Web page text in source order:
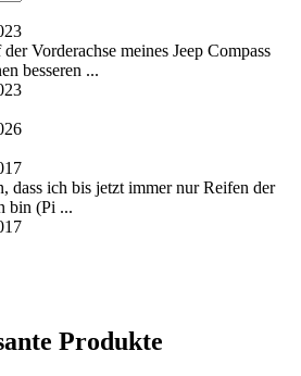
Vorderachse meines Jeep Compass
besseren ...
dass ich bis jetzt immer nur Reifen der
bin (Pi ...
Produkte